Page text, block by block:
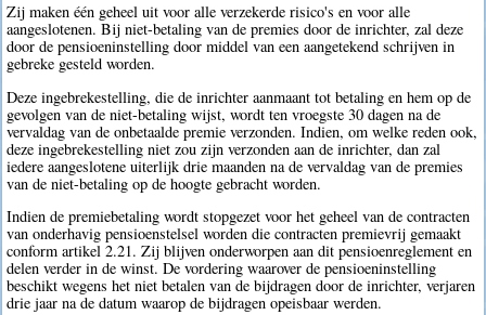
Zij maken één geheel uit voor alle verzekerde risico's en voor alle
aangeslotenen. Bij niet-betaling van de premies door de inrichter, zal deze
door de pensioeninstelling door middel van een aangetekend schrijven in
gebreke gesteld worden.
Deze ingebrekestelling, die de inrichter aanmaant tot betaling en hem op de
gevolgen van de niet-betaling wijst, wordt ten vroegste 30 dagen na de
vervaldag van de onbetaalde premie verzonden. Indien, om welke reden ook,
deze ingebrekestelling niet zou zijn verzonden aan de inrichter, dan zal
iedere aangeslotene uiterlijk drie maanden na de vervaldag van de premies
van de niet-betaling op de hoogte gebracht worden.
Indien de premiebetaling wordt stopgezet voor het geheel van de contracten
van onderhavig pensioenstelsel worden die contracten premievrij gemaakt
conform artikel 2.21. Zij blijven onderworpen aan dit pensioenreglement en
delen verder in de winst. De vordering waarover de pensioeninstelling
beschikt wegens het niet betalen van de bijdragen door de inrichter, verjaren
drie jaar na de datum waarop de bijdragen opeisbaar werden.